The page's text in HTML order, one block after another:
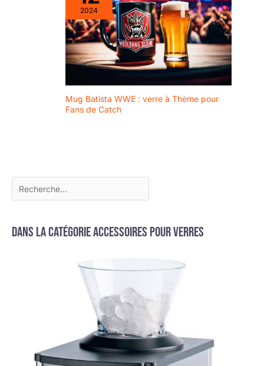
2024
Mug Batista WWE : verre à Thème pour
Fans de Catch
Dans la catégorie Accessoires pour verres